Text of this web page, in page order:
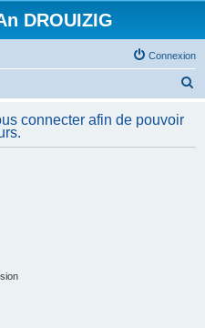
DROUIZIG
Connexion
h
connecter afin de pouvoir